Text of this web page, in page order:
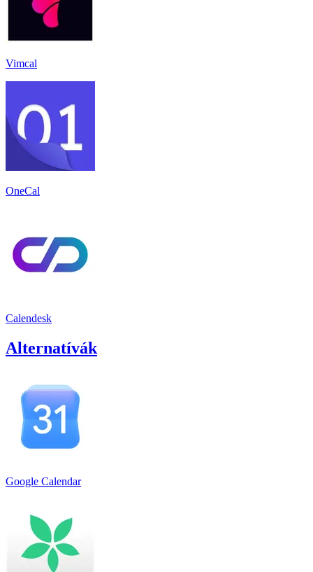
Vimcal
OneCal
Calendesk
Alternatívák
Google Calendar